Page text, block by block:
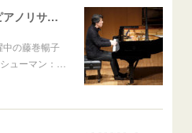
終了しました 寿明義和ピアノリサイタル Aufschwung～飛翔～
中の藤巻暢子
ューマン：…